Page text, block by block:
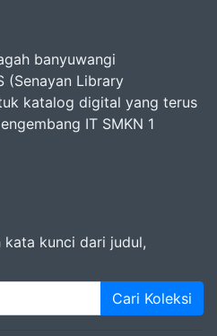
banyuwangi
(Senayan Library
katalog digital yang terus
IT SMKN 1
kata kunci dari judul,
Cari Koleksi